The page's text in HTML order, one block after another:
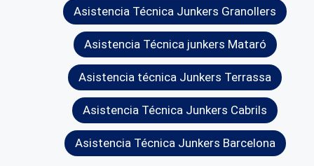
Asistencia Técnica Junkers Granollers
Asistencia Técnica junkers Mataró
Asistencia técnica Junkers Terrassa
Asistencia Técnica Junkers Cabrils
Asistencia Técnica Junkers Barcelona